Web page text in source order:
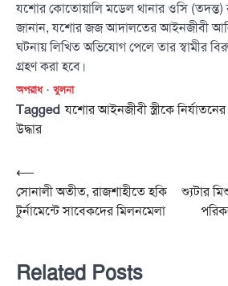
যশোর কোতোয়ালি মডেল থানার ওসি (তদন্ত)
জানান, যশোর জজ আদালতের আইনজীবী
ঘটনায় লিখিত অভিযোগ পেলে তার স্বামীর
গ্রহণ করা হবে।
অপরাধ খুলনা
Taggedযশোর আইনজীবী স্ত্রীকে
উদ্ধার
Post
navigation
⟵
সোনালী অতীত, রাজশাহীতে হকি
টুর্নামেন্টে সাবেকদের মিলনমেলা
শ্যুটার
Related Posts